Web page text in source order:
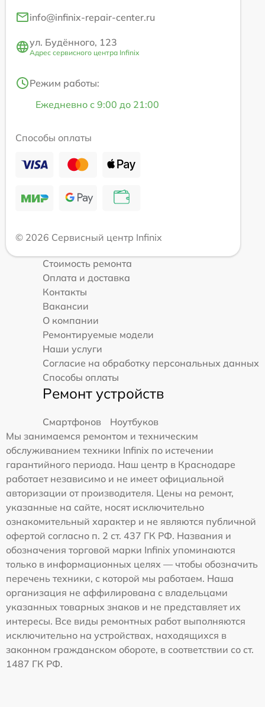
info@infinix-repair-center.ru
ул. Будённого, 123
Адрес сервисного центра Infinix
Режим работы:
Ежедневно с 9:00 до 21:00
Способы оплаты
© 2026 Сервисный центр Infinix
Стоимость ремонта
Оплата и доставка
Контакты
Вакансии
О компании
Ремонтируемые модели
Наши услуги
Согласие на обработку персональных данных
Способы оплаты
Ремонт устройств
Смартфонов
Ноутбуков
Мы занимаемся ремонтом и техническим
обслуживанием техники Infinix по истечении
гарантийного периода. Наш центр в Краснодаре
работает независимо и не имеет официальной
авторизации от производителя. Цены на ремонт,
указанные на сайте, носят исключительно
ознакомительный характер и не являются публичной
офертой согласно п. 2 ст. 437 ГК РФ. Названия и
обозначения торговой марки Infinix упоминаются
только в информационных целях — чтобы обозначить
перечень техники, с которой мы работаем. Наша
организация не аффилирована с владельцами
указанных товарных знаков и не представляет их
интересы. Все виды ремонтных работ выполняются
исключительно на устройствах, находящихся в
законном гражданском обороте, в соответствии со ст.
1487 ГК РФ.